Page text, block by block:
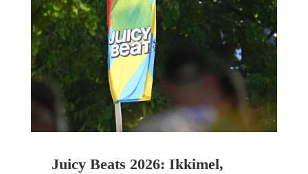
Juicy Beats 2026: Ikkimel,